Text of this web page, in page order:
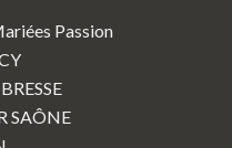
Passion
SAÔNE